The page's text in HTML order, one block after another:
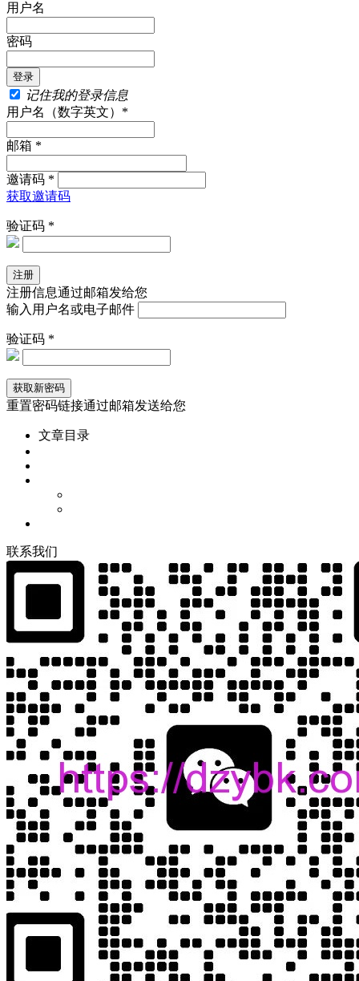
用户名
密码
记住我的登录信息
用户名（数字英文）*
邮箱 *
邀请码 *
获取邀请码
验证码 *
注册信息通过邮箱发给您
输入用户名或电子邮件
验证码 *
重置密码链接通过邮箱发送给您
文章目录
联系我们